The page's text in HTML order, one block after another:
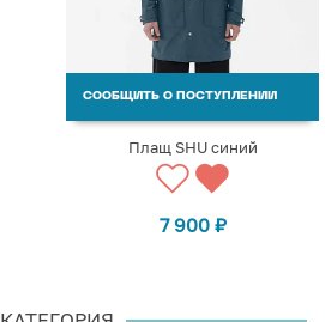
СООБЩИТЬ О ПОСТУПЛЕНИИ
Плащ SHU синий
7 900 ₽